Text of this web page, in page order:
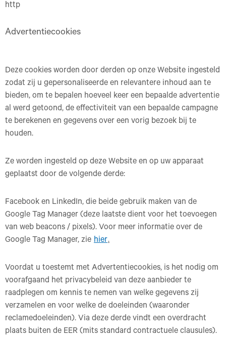
http
Advertentiecookies
Deze cookies worden door derden op onze Website ingesteld
zodat zij u gepersonaliseerde en relevantere inhoud aan te
bieden, om te bepalen hoeveel keer een bepaalde advertentie
al werd getoond, de effectiviteit van een bepaalde campagne
te berekenen en gegevens over een vorig bezoek bij te
houden.
Ze worden ingesteld op deze Website en op uw apparaat
geplaatst door de volgende derde:
Facebook en LinkedIn, die beide gebruik maken van de
Google Tag Manager (deze laatste dient voor het toevoegen
van web beacons / pixels). Voor meer informatie over de
Google Tag Manager, zie hier.
Voordat u toestemt met Advertentiecookies, is het nodig om
voorafgaand het privacybeleid van deze aanbieder te
raadplegen om kennis te nemen van welke gegevens zij
verzamelen en voor welke de doeleinden (waaronder
reclamedoeleinden). Via deze derde vindt een overdracht
plaats buiten de EER (mits standard contractuele clausules).